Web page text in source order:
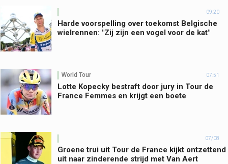
09:20
Harde voorspelling over toekomst Belgische
wielrennen: "Zij zijn een vogel voor de kat"
World Tour 07:51
Lotte Kopecky bestraft door jury in Tour de
France Femmes en krijgt een boete
07/08
Groene trui uit Tour de France kijkt ontzettend
uit naar zinderende strijd met Van Aert